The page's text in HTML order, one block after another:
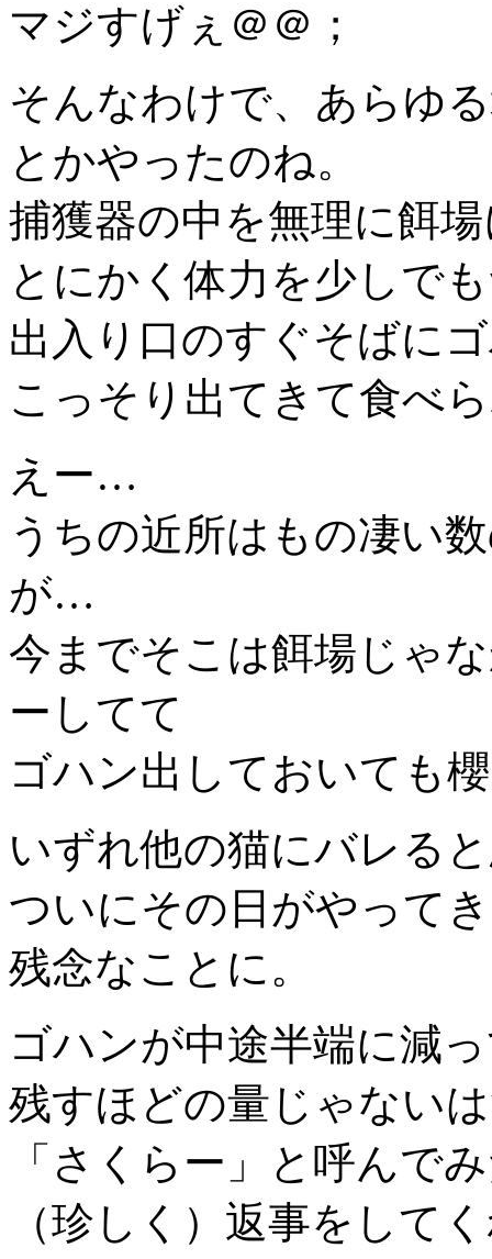
マジすげぇ＠＠；
そんなわけで、あらゆ
とかやったのね。
捕獲器の中を無理に餌
とにかく体力を少しで
出入り口のすぐそばに
こっそり出てきて食べ
えー…
うちの近所はもの凄い
が…
今までそこは餌場じゃ
ーしてて
ゴハン出しておいても
いずれ他の猫にバレる
ついにその日がやって
残念なことに。
ゴハンが中途半端に減
残すほどの量じゃない
「さくらー」と呼んで
（珍しく）返事をして